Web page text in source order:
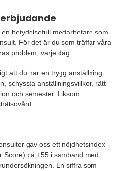
betydelsefull medarbetare som
För det är du som träffar våra
problem, varje dag.
att du har en trygg anställning
schyssta anställningsvillkor, rätt
och semester. Liksom
gav oss ett nöjdhetsindex
Score) på +55 i samband med
En siffra som